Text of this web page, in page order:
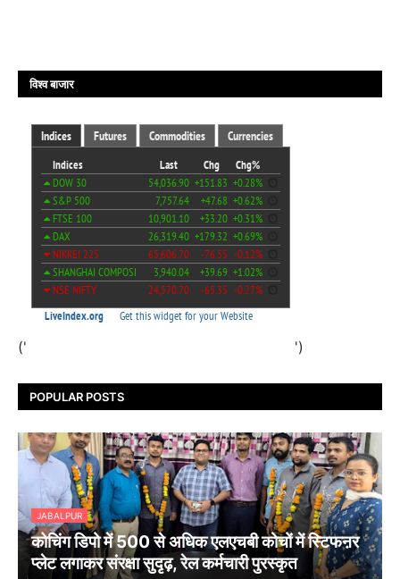
विश्व बाजार
(' ')
POPULAR POSTS
JABALPUR
कोचिंग डिपो में 500 से अधिक एलएचबी कोचों में स्टिफऩर
प्लेट लगाकर संरक्षा सुदृढ़, रेल कर्मचारी पुरस्कृत